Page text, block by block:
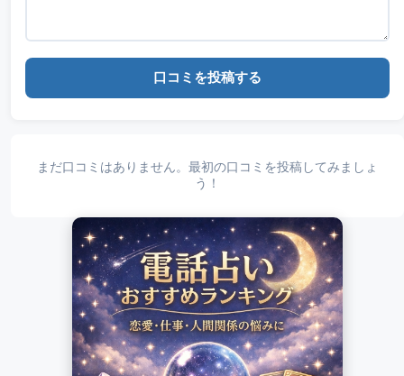
口コミを投稿する
まだ口コミはありません。最初の口コミを投稿してみましょ
う！